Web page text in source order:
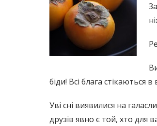
біди! Всі блага стікаються
Уві сні виявилися на
друзів явно є той, хто для